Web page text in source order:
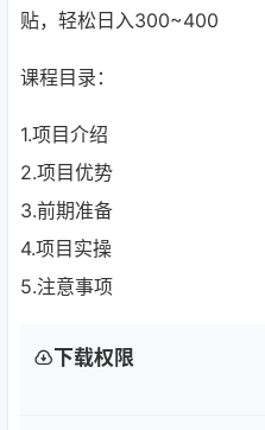
贴，轻松日入300~400
课程目录：
1.项目介绍
2.项目优势
3.前期准备
4.项目实操
5.注意事项
下载权限